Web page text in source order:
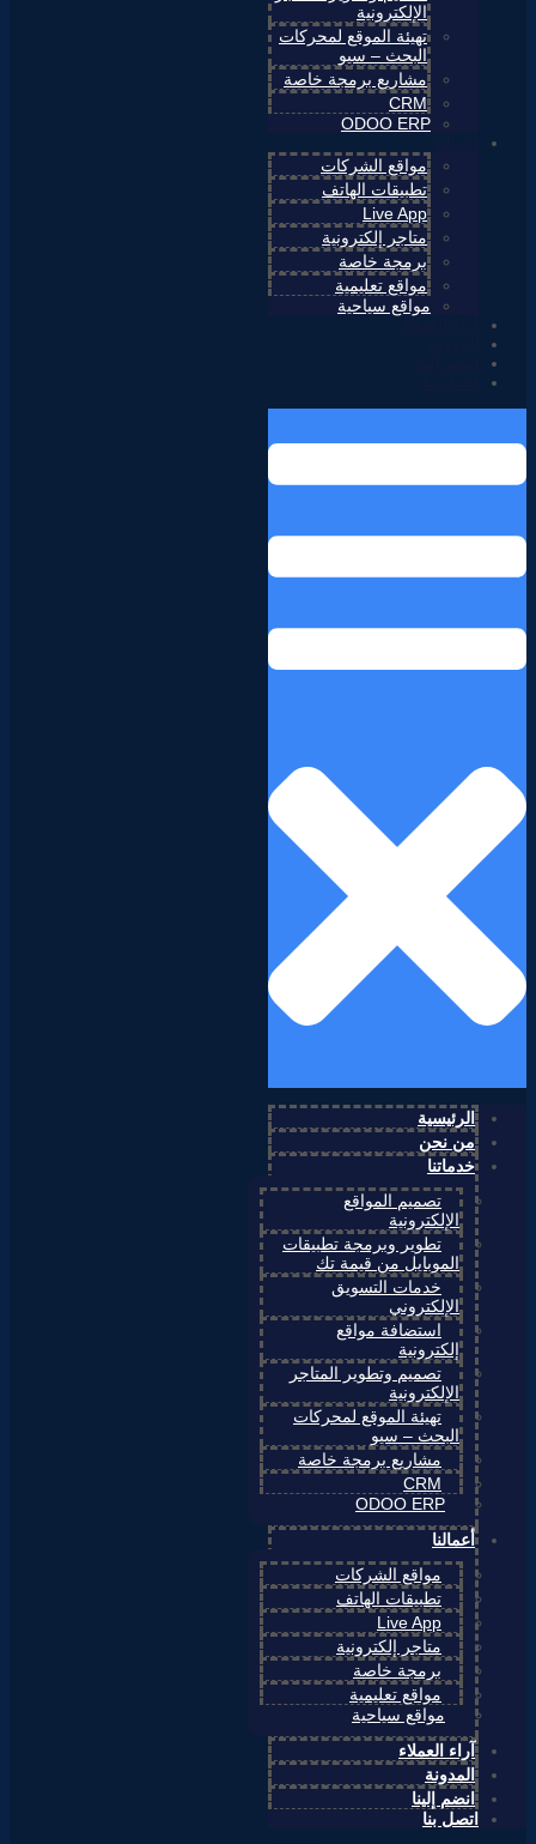
الإلكترونية
تهيئة الموقع لمحركات
البحث – سيو
مشاريع برمجة خاصة
CRM
ODOO ERP
مواقع الشركات
تطبيقات الهاتف
Live App
متاجر إلكترونية
برمجة خاصة
مواقع تعليمية
مواقع سياحية
الرئيسية
من نحن
خدماتنا
تصميم المواقع
الإلكترونية
تطوير وبرمجة تطبيقات
الموبايل من قيمة تك
خدمات التسويق
الإلكتروني
استضافة مواقع
إلكترونية
تصميم وتطوير المتاجر
الإلكترونية
تهيئة الموقع لمحركات
البحث – سيو
مشاريع برمجة خاصة
CRM
ODOO ERP
أعمالنا
مواقع الشركات
تطبيقات الهاتف
Live App
متاجر إلكترونية
برمجة خاصة
مواقع تعليمية
مواقع سياحية
آراء العملاء
المدونة
انضم إلينا
اتصل بنا